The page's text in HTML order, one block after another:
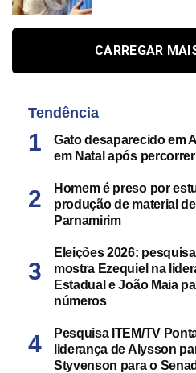
CARREGAR
Tendência
Gato desaparecido em
em Natal após
Homem é preso por
produção de material
Parnamirim
Eleições 2026:
mostra Ezequiel na
Estadual e João Maia
números
Pesquisa ITEM/TV
liderança de Alysson
Styvenson para o